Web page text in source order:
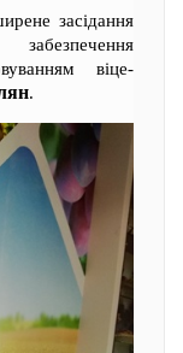
засідання
віце-
.